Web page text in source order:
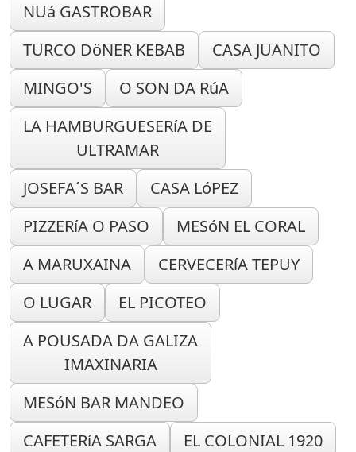
NUá GASTROBAR
TURCO DöNER KEBAB
CASA JUANITO
MINGO'S
O SON DA RúA
LA HAMBURGUESERíA DE
ULTRAMAR
JOSEFA´S BAR
CASA LóPEZ
PIZZERíA O PASO
MESóN EL CORAL
A MARUXAINA
CERVECERíA TEPUY
O LUGAR
EL PICOTEO
A POUSADA DA GALIZA
IMAXINARIA
MESóN BAR MANDEO
CAFETERíA SARGA
EL COLONIAL 1920